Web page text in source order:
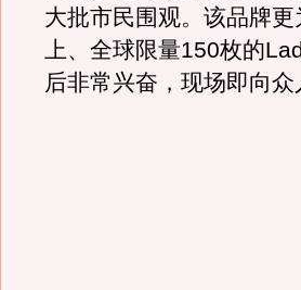
大批市民围观。该品牌
上、全球限量150枚的
后非常兴奋，现场即向众